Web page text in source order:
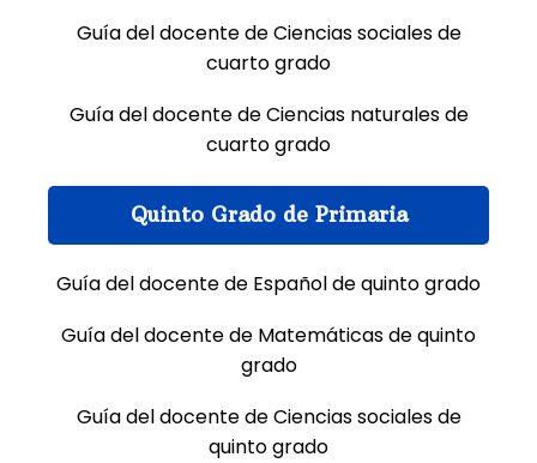
Guía del docente de Ciencias sociales de
cuarto grado
Guía del docente de Ciencias naturales de
cuarto grado
Quinto Grado de Primaria
Guía del docente de Español de quinto grado
Guía del docente de Matemáticas de quinto
grado
Guía del docente de Ciencias sociales de
quinto grado